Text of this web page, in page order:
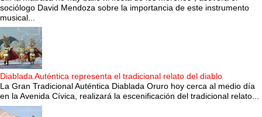
sociólogo David Mendoza sobre la importancia de este instrumento
musical...
Diablada Auténtica representa el tradicional relato del diablo
La Gran Tradicional Auténtica Diablada Oruro hoy cerca al medio día
en la Avenida Cívica, realizará la escenificación del tradicional relato...